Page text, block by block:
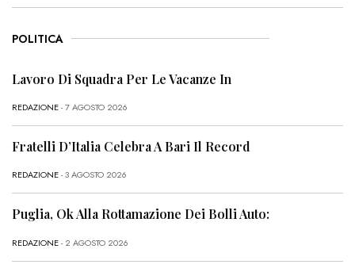
POLITICA
Lavoro Di Squadra Per Le Vacanze In
REDAZIONE- 7 AGOSTO 2026
Fratelli D’Italia Celebra A Bari Il Record
REDAZIONE- 3 AGOSTO 2026
Puglia, Ok Alla Rottamazione Dei Bolli Auto:
REDAZIONE- 2 AGOSTO 2026